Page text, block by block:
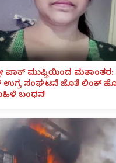
ಪಾಕ್ ಮುಫ್ತಿಯಿಂದ ಮತಾಂತರ:
ಸಂಘಟನೆ ಜೊತೆ ಲಿಂಕ್
ಬಂಧನ!